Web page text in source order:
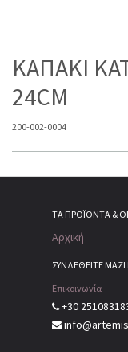
ΚΑΠΑΚΙ
24CM
200-002-0004
ΤΑ ΠΡΟΪΌΝΤΑ &
Αρχική
ΣΥΝΔΕΘΕΙΤΕ
Επικοινωνία
+30